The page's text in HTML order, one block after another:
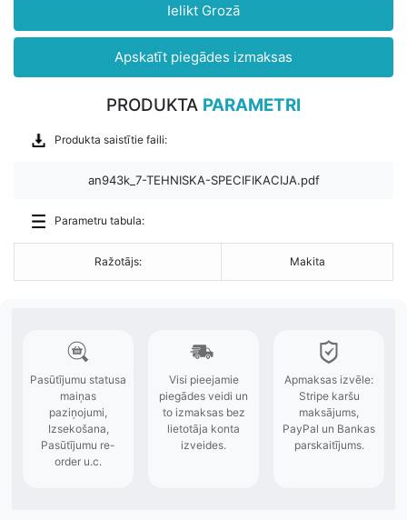
Ielikt Grozā
Apskatīt piegādes izmaksas
PRODUKTA PARAMETRI
Produkta saistītie faili:
an943k_7-TEHNISKA-SPECIFIKACIJA.pdf
Parametru tabula:
Ražotājs: Makita